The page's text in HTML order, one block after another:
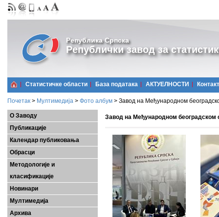
Република Српска
Републички завод за
Статистичке области Базa података АКТУЕЛНОСТИ Контакт
Почетак > Мултимедија > Фото албум > Завод на Међународном
О Заводу
Публикације
Календар публиковања
Обрасци
Методологије и
класификације
Новинари
Мултимедија
Архива
Завод на Међународном београдском